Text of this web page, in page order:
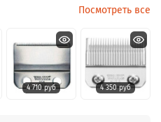
Посмотреть все
4 710 руб 4 350 руб